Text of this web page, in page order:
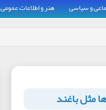
و سیاسی هنر و اطلاعات عمومی